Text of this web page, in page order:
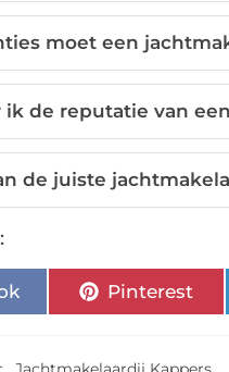
moet een
ik de reputatie van
de juiste
Pinterest